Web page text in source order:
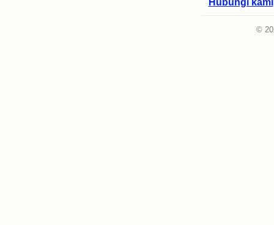
Hubungi kami
©